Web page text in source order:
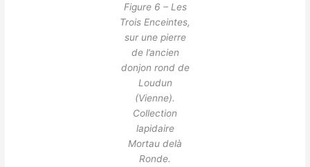
Figure 6 – Les
Trois Enceintes,
sur une pierre
de l’ancien
donjon rond de
Loudun
(Vienne).
Collection
lapidaire
Mortau delà
Ronde.